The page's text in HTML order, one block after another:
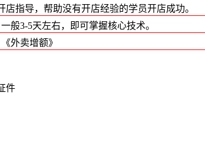
指导，帮助没有开店经验的学员开店成功。
般3-5天左右，即可掌握核心技术。
外卖增额》
件